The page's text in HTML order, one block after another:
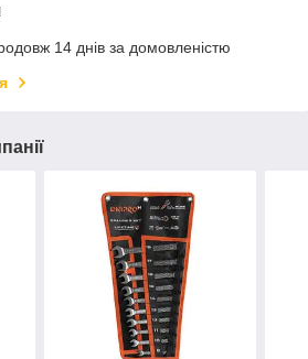
14 днів за домовленістю